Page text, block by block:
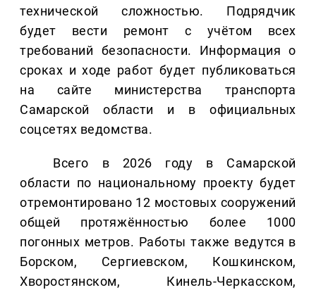
технической сложностью. Подрядчик
будет вести ремонт с учётом всех
требований безопасности. Информация о
сроках и ходе работ будет публиковаться
на сайте министерства транспорта
Самарской области и в официальных
соцсетях ведомства.
Всего в 2026 году в Самарской
области по национальному проекту будет
отремонтировано 12 мостовых сооружений
общей протяжённостью более 1000
погонных метров. Работы также ведутся в
Борском, Сергиевском, Кошкинском,
Хворостянском, Кинель-Черкасском,